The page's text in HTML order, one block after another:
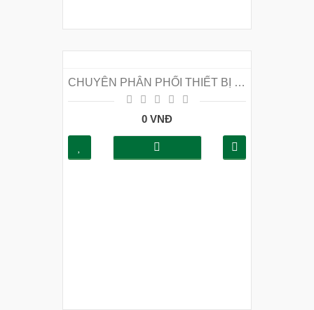
CHUYÊN PHÂN PHỐI THIẾT BỊ PCCC GIÁ RẺ TẠI QUẬN CẦU GIẤY
0 VNĐ